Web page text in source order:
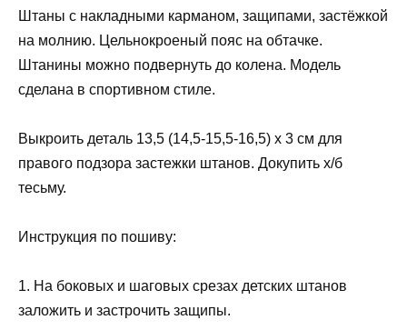
Штаны с накладными карманом, защипами, застёжкой
на молнию. Цельнокроеный пояс на обтачке.
Штанины можно подвернуть до колена. Модель
сделана в спортивном стиле.
Выкроить деталь 13,5 (14,5-15,5-16,5) х 3 см для
правого подзора застежки штанов. Докупить х/б
тесьму.
Инструкция по пошиву:
1. На боковых и шаговых срезах детских штанов
заложить и застрочить защипы.